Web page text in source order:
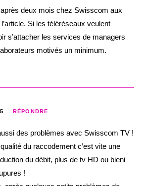
deux mois chez Swisscom aux
Si les téléréseaux veulent
s’attacher les services de managers
motivés un minimum.
RÉPONDRE
des problèmes avec Swisscom TV !
du raccodement c’est vite une
du débit, plus de tv HD ou bieni
!